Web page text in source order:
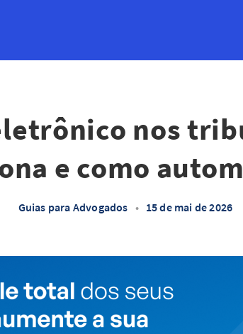
nos
e como
Guias para Advogados • 15 de mai de 2026